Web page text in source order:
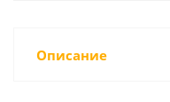
Описание